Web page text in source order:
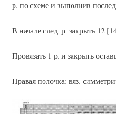
р. по схеме и выполнив
В начале след. р. закрыть 12
Провязать 1 р. и закрыть
Правая полочка: вяз.